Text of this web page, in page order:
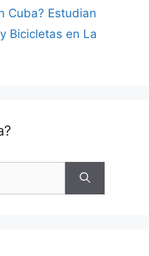
Cuba? Estudian
Bicicletas en La